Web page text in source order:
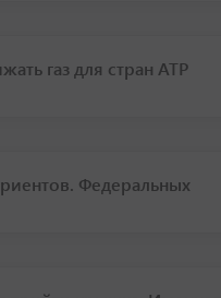
газ для стран АТР
Федеральных